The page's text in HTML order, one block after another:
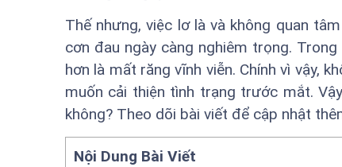
Thế nhưng, việc lơ là và không quan
cơn đau ngày càng nghiêm trọng.
hơn là mất răng vĩnh viễn. Chính vì vậy,
muốn cải thiện tình trạng trước mắt.
không? Theo dõi bài viết để cập nhật
Nội Dung Bài Viết